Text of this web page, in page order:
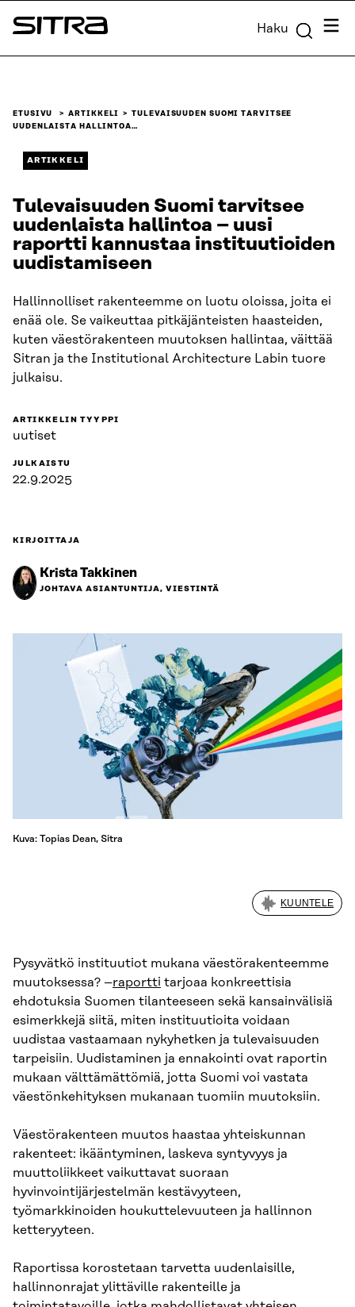
Siirry
suoraan
Sitra Haku
ETUSIVU ARTIKKELI
TULEVAISUUDEN SUOMI TARVITSEE
UUDENLAISTA HALLINTOA…
ARTIKKELI
Tulevaisuuden Suomi tarvitsee
uudenlaista hallintoa – uusi
raportti kannustaa instituutioiden
uudistamiseen
Hallinnolliset rakenteemme on luotu oloissa, joita ei
enää ole. Se vaikeuttaa pitkäjänteisten haasteiden,
kuten väestörakenteen muutoksen hallintaa, väittää
Sitran ja the Institutional Architecture Labin tuore
julkaisu.
ARTIKKELIN TYYPPI
uutiset
JULKAISTU
22.9.2025
KIRJOITTAJA
Krista Takkinen
JOHTAVA ASIANTUNTIJA, VIESTINTÄ
Kuva: Topias Dean, Sitra
KUUNTELE
Pysyvätkö instituutiot mukana väestörakenteemme
muutoksessa? –raportti tarjoaa konkreettisia
ehdotuksia Suomen tilanteeseen sekä kansainvälisiä
esimerkkejä siitä, miten instituutioita voidaan
uudistaa vastaamaan nykyhetken ja tulevaisuuden
tarpeisiin. Uudistaminen ja ennakointi ovat raportin
mukaan välttämättömiä, jotta Suomi voi vastata
väestönkehityksen mukanaan tuomiin muutoksiin.
Väestörakenteen muutos haastaa yhteiskunnan
rakenteet: ikääntyminen, laskeva syntyvyys ja
muuttoliikkeet vaikuttavat suoraan
hyvinvointijärjestelmän kestävyyteen,
työmarkkinoiden houkuttelevuuteen ja hallinnon
ketteryyteen.
Raportissa korostetaan tarvetta uudenlaisille,
hallinnonrajat ylittäville rakenteille ja